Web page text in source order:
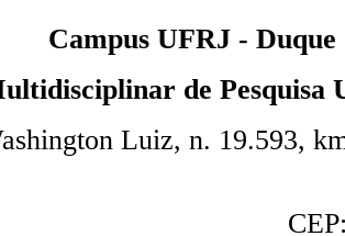
Campus UFRJ -
de Pesquisa
Luiz, n. 19.593,